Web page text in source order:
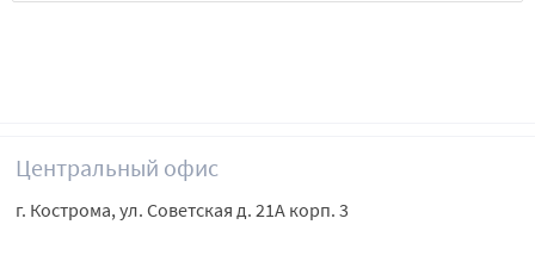
Центральный офис
г. Кострома, ул. Советская д. 21А корп. 3